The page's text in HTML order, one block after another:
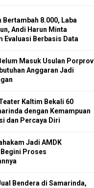
Bertambah 8.000, Laba
Andi Harun Minta
Evaluasi Berbasis Data
Masuk Usulan Porprov
Anggaran Jadi
Kaltim Bekali 60
dengan Kemampuan
dan Percaya Diri
Jadi AMDK
Proses
Bendera di Samarinda,